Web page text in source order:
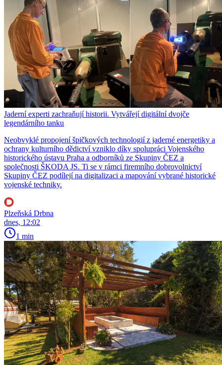
Jaderní experti zachraňují historii. Vytvářejí digitální dvojče
legendárního tanku
Neobvyklé propojení špičkových technologií z jaderné energetiky a
ochrany kulturního dědictví vzniklo díky spolupráci Vojenského
historického ústavu Praha a odborníků ze Skupiny ČEZ a
společnosti ŠKODA JS. Ti se v rámci firemního dobrovolnictví
Skupiny ČEZ podílejí na digitalizaci a mapování vybrané historické
vojenské techniky.
Plzeňská Drbna
dnes, 12:02
1 min